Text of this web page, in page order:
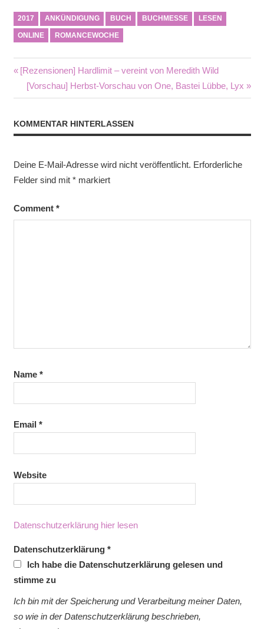
2017 ANKÜNDIGUNG BUCH BUCHMESSE LESEN
ONLINE ROMANCEWOCHE
Beitragsnavigation
Vorheriger
Beitrag:
[Rezensionen] Hardlimit – vereint von Meredith Wild
Nächster
Beitrag:
[Vorschau] Herbst-Vorschau von One, Bastei Lübbe, Lyx
KOMMENTAR HINTERLASSEN
Deine E-Mail-Adresse wird nicht veröffentlicht. Erforderliche
Felder sind mit *markiert
Comment*
Name*
Email *
Website
Datenschutzerklärung hier lesen
Datenschutzerklärung*
Ich habe die Datenschutzerklärung gelesen und
stimme zu
Ich bin mit der Speicherung und Verarbeitung meiner Daten,
so wie in der Datenschutzerklärung beschrieben,